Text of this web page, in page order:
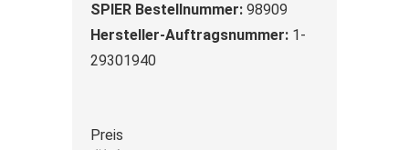
SPIER Bestellnummer: 98909
Hersteller-Auftragsnummer: 1-
29301940
Preis